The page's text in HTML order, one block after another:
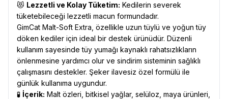
😻 Lezzetli ve Kolay Tüketim: Kedilerin severek
tüketebileceği lezzetli macun formundadır.
GimCat Malt-Soft Extra, özellikle uzun tüylü ve yoğun tüy
döken kediler için ideal bir destek ürünüdür. Düzenli
kullanım sayesinde tüy yumağı kaynaklı rahatsızlıkların
önlenmesine yardımcı olur ve sindirim sisteminin sağlıklı
çalışmasını destekler. Şeker ilavesiz özel formülü ile
günlük kullanıma uygundur.
🧪 İçerik: Malt özleri, bitkisel yağlar, selüloz, maya ürünleri,